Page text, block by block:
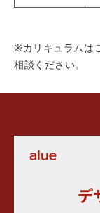
※カリキュラムは
相談ください。